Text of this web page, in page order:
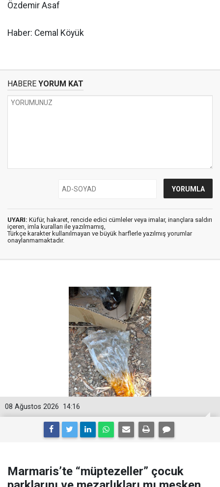
Özdemir Asaf
Haber: Cemal Köyük
HABERE YORUM KAT
UYARI: Küfür, hakaret, rencide edici cümleler veya imalar, inançlara saldırı
içeren, imla kuralları ile yazılmamış,
Türkçe karakter kullanılmayan ve büyük harflerle yazılmış yorumlar
onaylanmamaktadır.
14:16
08 Ağustos 2026
Marmaris’te “müptezeller” çocuk